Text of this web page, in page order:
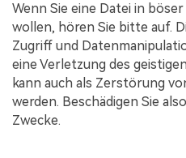
Wenn Sie eine Datei in
wollen, hören Sie bitte auf.
Zugriff und
eine Verletzung des
kann auch als Zerstörung
werden. Beschädigen Sie
Zwecke.